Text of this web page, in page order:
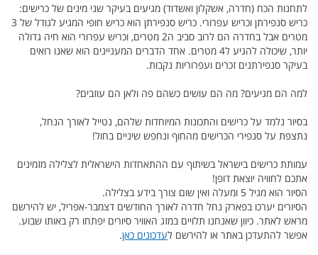
לתחנות הכח (חדרה, אשקלון ואשדוד) מגיעים בעיקר שני מינים של כרישים:
כריש סנפירתן וכריש עפרורי. כריש סנפירתן הוא כריש חופי המגיע לגודל של 3
מטרים אבל בחדרה הם לרוב סביב ה2 מטרים, וכריש עפרורי הוא חיה גדולה
יותר, שיכולה להגיע ל4 מטרים. אחד הדברים המעניינים הוא שאנו רואים
בעיקר סנפירתנים זכרים ועפרוריות נקבות.
למה הם מגיעים? מה הם עושים כשהם פה ולאן הם עוזבים?
בסיור נלמד על כרישים והתכונות המיוחדות שלהם, נטייל לאורך הנחל,
נתצפת על סנפירי הכרישים מהחוף ונחפש שיניים בחול!
עמותת כרישים בישראל בשיתוף עם ההתאחדות הישראלית לצלילה מזמינים
אתכם לחוויה יוצאת דופן!
הסיור הוא מגיל 5 ומעלה ואין שום צורך בידע בצלילה.
הסיורים יערכו בפארק נחל חדרה לאורך החודשים דצמבר-אפריל, יש להירשם
מראש לאתר. כיוון שאנחנו תלויים במזג האוויר סיורים יפתחו רק באותו שבוע.
אפשר להתעדכן באתר או להירשם לעדכונים כאן.